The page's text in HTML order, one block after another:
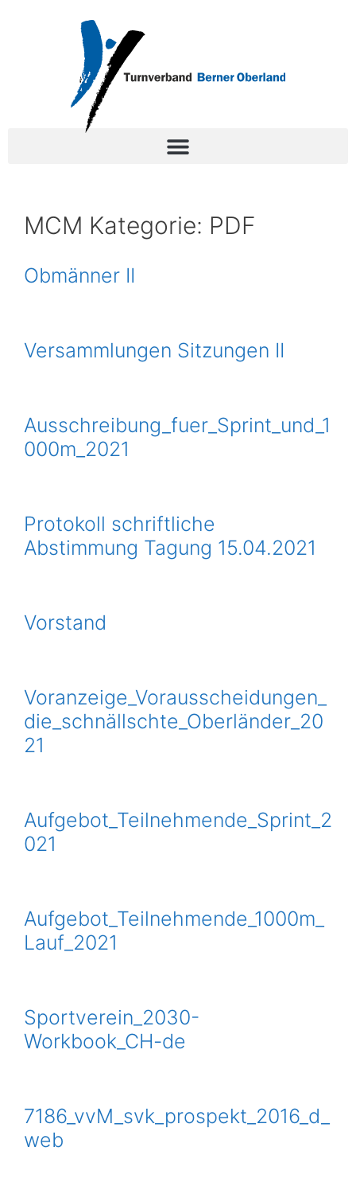
MCM Kategorie: PDF
Obmänner II
Versammlungen Sitzungen II
Ausschreibung_fuer_Sprint_und_1
000m_2021
Protokoll schriftliche
Abstimmung Tagung 15.04.2021
Vorstand
Voranzeige_Vorausscheidungen_
die_schnällschte_Oberländer_20
21
Aufgebot_Teilnehmende_Sprint_2
021
Aufgebot_Teilnehmende_1000m_
Lauf_2021
Sportverein_2030-
Workbook_CH-de
7186_vvM_svk_prospekt_2016_d_
web